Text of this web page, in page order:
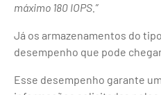
máximo 180 IOPS.”
Já os armazenamentos do
desempenho que pode
Esse desempenho garante